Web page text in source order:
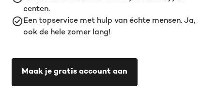
centen.
Een topservice met hulp van échte mensen. Ja,
ook de hele zomer lang!
Maak je gratis account aan